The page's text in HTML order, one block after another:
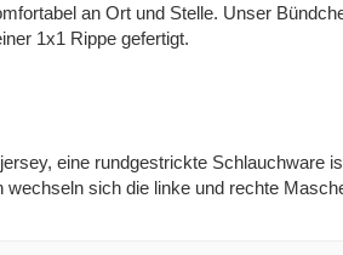
an Ort und Stelle. Unser
1x1 Rippe gefertigt.
eine rundgestrickte Schlauchware
sich die linke und rechte